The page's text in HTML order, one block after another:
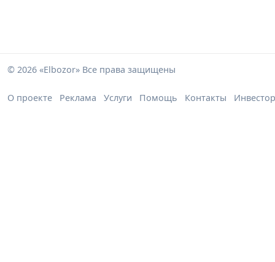
© 2026 «Elbozor» Все права защищены
О проекте Реклама Услуги Помощь Контакты